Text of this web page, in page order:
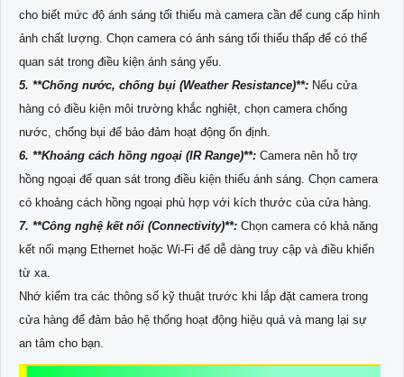
cho biết mức độ ánh sáng tối thiểu mà camera cần để cung cấp hình
ảnh chất lượng. Chọn camera có ánh sáng tối thiểu thấp để có thể
quan sát trong điều kiện ánh sáng yếu.
5. **Chống nước, chống bụi (Weather Resistance)**: Nếu cửa
hàng có điều kiện môi trường khắc nghiệt, chọn camera chống
nước, chống bụi để bảo đảm hoạt động ổn định.
6. **Khoảng cách hồng ngoại (IR Range)**: Camera nên hỗ trợ
hồng ngoại để quan sát trong điều kiện thiếu ánh sáng. Chọn camera
có khoảng cách hồng ngoại phù hợp với kích thước của cửa hàng.
7. **Công nghệ kết nối (Connectivity)**: Chọn camera có khả năng
kết nối mạng Ethernet hoặc Wi-Fi để dễ dàng truy cập và điều khiển
từ xa.
Nhớ kiểm tra các thông số kỹ thuật trước khi lắp đặt camera trong
cửa hàng để đảm bảo hệ thống hoạt động hiệu quả và mang lại sự
an tâm cho bạn.